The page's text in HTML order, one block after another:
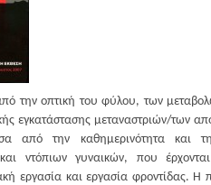
την οπτική του φύλου, των
εγκατάστασης μεταναστριών/των
από την καθημερινότητα και
και ντόπιων γυναικών, που
εργασία και εργασία φροντίδας. Η